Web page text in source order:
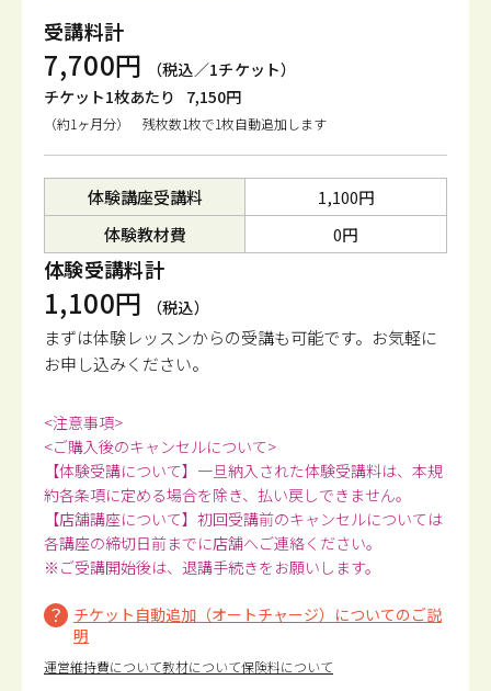
受講料計
7,700円
（税込／1チケット）
チケット1枚あたり
7,150円
（約1ヶ月分） 残枚数1枚で1枚自動追加します
体験講座受講料
1,100円
体験教材費
0円
体験受講料計
1,100円 （税込）
まずは体験レッスンからの受講も可能です。 お気軽に
お申し込みください。
<注意事項>
<ご購入後のキャンセルについて>
【体験受講について】一旦納入された体験受講料は、本規
約各条項に定める場合を除き、払い戻しできません。
【店舗講座について】初回受講前のキャンセルについては
各講座の締切日前までに店舗へご連絡ください。
※ご受講開始後は、退講手続きをお願いします。
チケット自動追加（オートチャージ）についてのご説
明
運営維持費について教材について保険料について